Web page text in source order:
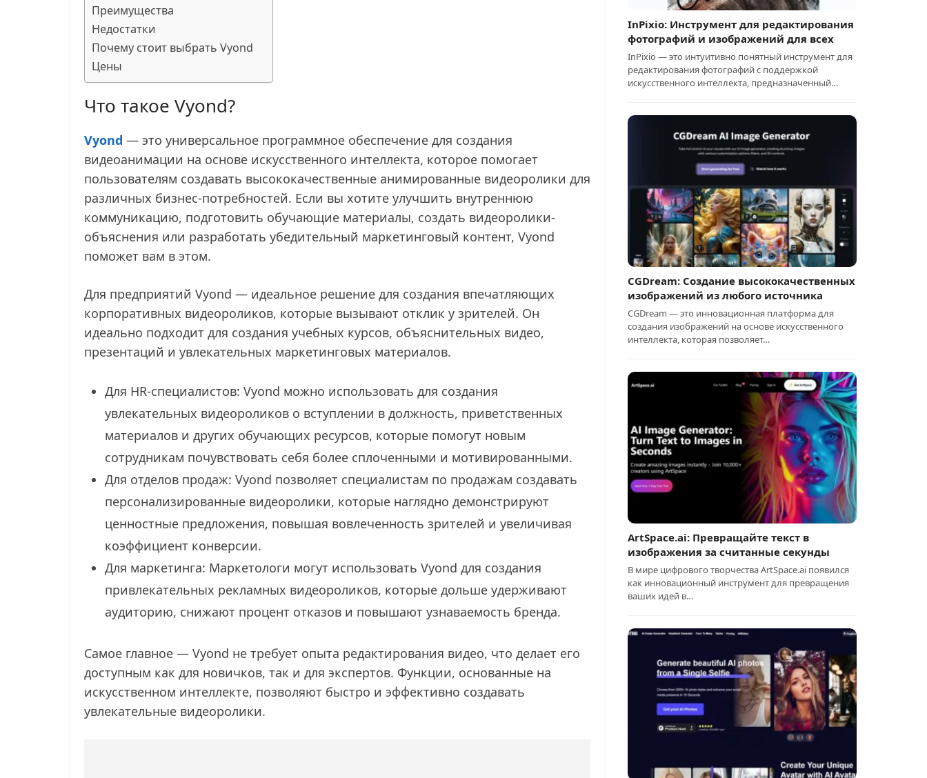
Преимущества
Недостатки
Почему стоит выбрать Vyond
Цены
Что такое Vyond?
Vyond — это универсальное программное обеспечение для создания
видеоанимации на основе искусственного интеллекта, которое помогает
пользователям создавать высококачественные анимированные видеоролики для
различных бизнес-потребностей. Если вы хотите улучшить внутреннюю
коммуникацию, подготовить обучающие материалы, создать видеоролики-
объяснения или разработать убедительный маркетинговый контент, Vyond
поможет вам в этом.
Для предприятий Vyond — идеальное решение для создания впечатляющих
корпоративных видеороликов, которые вызывают отклик у зрителей. Он
идеально подходит для создания учебных курсов, объяснительных видео,
презентаций и увлекательных маркетинговых материалов.
Для HR-специалистов: Vyond можно использовать для создания
увлекательных видеороликов о вступлении в должность, приветственных
материалов и других обучающих ресурсов, которые помогут новым
сотрудникам почувствовать себя более сплоченными и мотивированными.
Для отделов продаж: Vyond позволяет специалистам по продажам создавать
персонализированные видеоролики, которые наглядно демонстрируют
ценностные предложения, повышая вовлеченность зрителей и увеличивая
коэффициент конверсии.
Для маркетинга: Маркетологи могут использовать Vyond для создания
привлекательных рекламных видеороликов, которые дольше удерживают
аудиторию, снижают процент отказов и повышают узнаваемость бренда.
Самое главное — Vyond не требует опыта редактирования видео, что делает его
доступным как для новичков, так и для экспертов. Функции, основанные на
искусственном интеллекте, позволяют быстро и эффективно создавать
увлекательные видеоролики.
InPixio: Инструмент для редактирования
фотографий и изображений для всех
InPixio — это интуитивно понятный инструмент для
редактирования фотографий с поддержкой
искусственного интеллекта, предназначенный…
CGDream: Создание высококачественных
изображений из любого источника
CGDream — это инновационная платформа для
создания изображений на основе искусственного
интеллекта, которая позволяет…
ArtSpace.ai: Превращайте текст в
изображения за считанные секунды
В мире цифрового творчества ArtSpace.ai появился
как инновационный инструмент для превращения
ваших идей в…